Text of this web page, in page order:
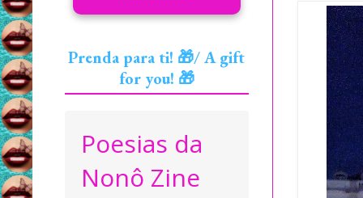
Prenda para ti! 🎁/ A gift
for you! 🎁
Poesias da
Nonô Zine